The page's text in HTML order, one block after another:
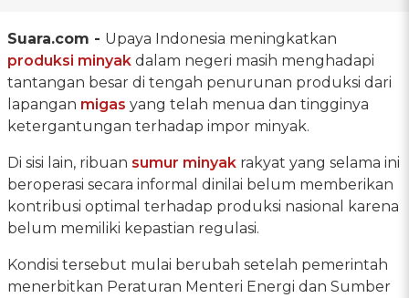
Suara.com - Upaya Indonesia meningkatkan
produksi minyak dalam negeri masih menghadapi
tantangan besar di tengah penurunan produksi dari
lapangan migas yang telah menua dan tingginya
ketergantungan terhadap impor minyak.
Di sisi lain, ribuan sumur minyak rakyat yang selama ini
beroperasi secara informal dinilai belum memberikan
kontribusi optimal terhadap produksi nasional karena
belum memiliki kepastian regulasi.
Kondisi tersebut mulai berubah setelah pemerintah
menerbitkan Peraturan Menteri Energi dan Sumber